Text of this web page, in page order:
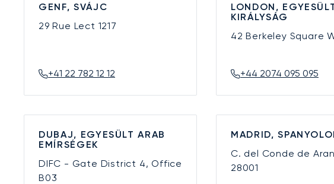
GENF, SVÁJC
29 Rue Lect 1217
+41 22 782 12 12
LONDON,
KIRÁLYSÁG
42 Berkeley Square
+44 2074 095 095
DUBAJ, EGYESÜLT ARAB
EMÍRSÉGEK
DIFC - Gate District 4, Office
B03
MADRID,
C. del Conde de
28001